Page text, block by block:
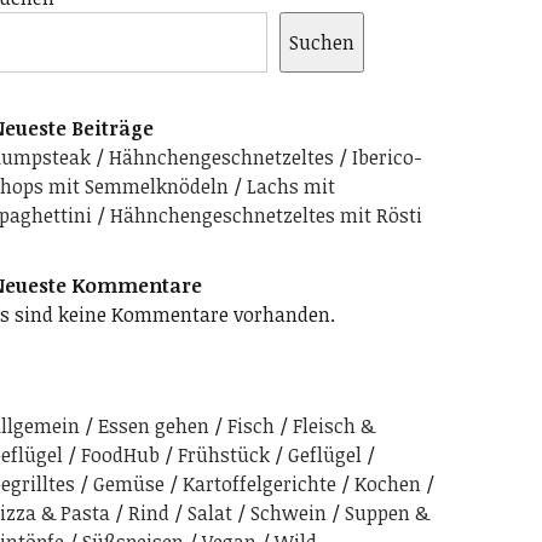
Suchen
Beiträge
Hähnchengeschnetzeltes
Iberico-
mit Semmelknödeln
Lachs mit
Hähnchengeschnetzeltes mit Rösti
Kommentare
sind keine Kommentare vorhanden.
Essen gehen Fisch
Fleisch &
FoodHub Frühstück
Geflügel
Gemüse Kartoffelgerichte
Kochen
& Pasta
Rind Salat Schwein
Suppen &